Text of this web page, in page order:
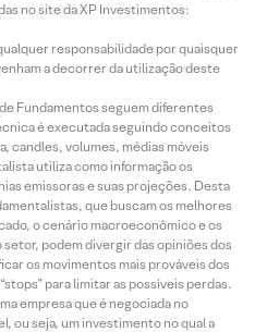
no site da XP Investimentos:
responsabilidade por quaisquer
a decorrer da utilização deste
Fundamentos seguem diferentes
é executada seguindo conceitos
candles, volumes, médias móveis
utiliza como informação os
emissoras e suas projeções. Desta
que buscam os melhores
o cenário macroeconômico e os
podem divergir das opiniões dos
os movimentos mais prováveis dos
para limitar as possíveis perdas.
empresa que é negociada no
ou seja, um investimento no qual a